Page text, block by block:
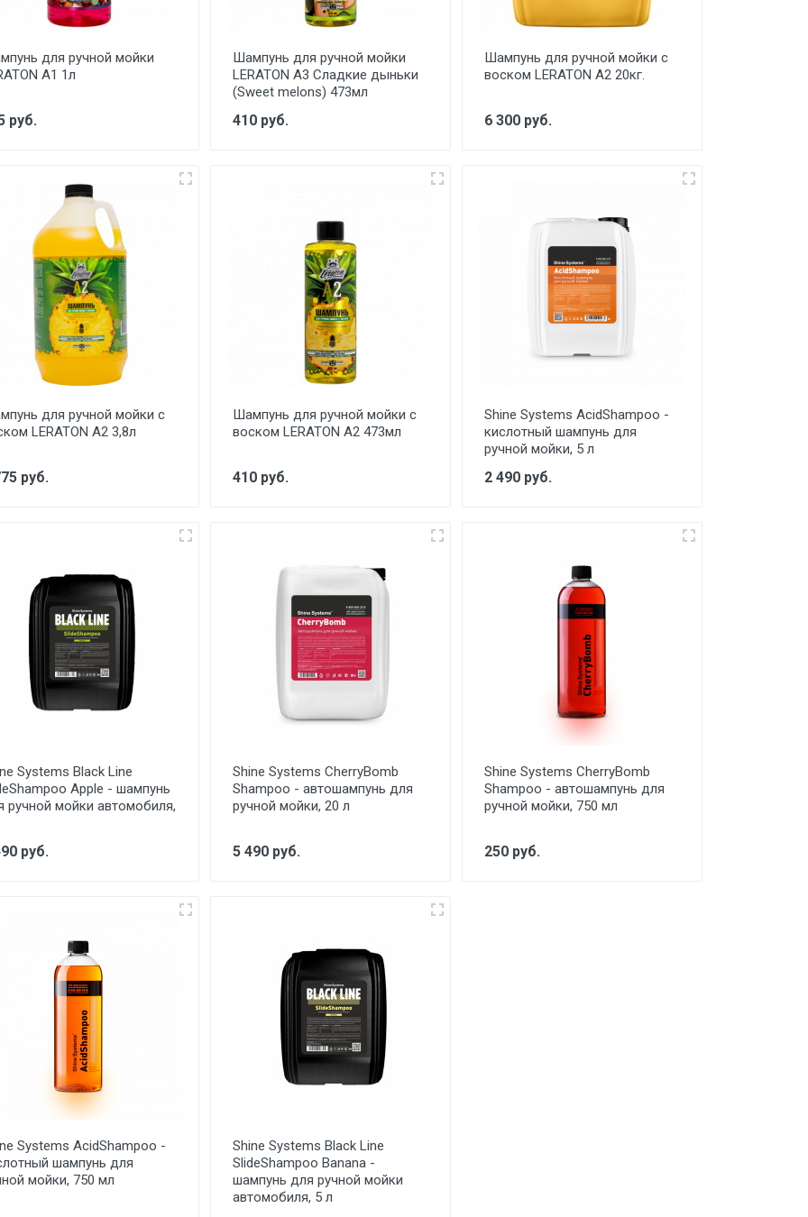
для ручной мойки
A1 1л
руб.
Шампунь для ручной мойки
LERATON A3 Сладкие дыньки
(Sweet melons) 473мл
410 руб.
Шампунь для ручной мойки с
воском LERATON A2 20кг.
6 300 руб.
для ручной мойки с
LERATON A2 3,8л
руб.
Шампунь для ручной мойки с
воском LERATON A2 473мл
410 руб.
Shine Systems AcidShampoo -
кислотный шампунь для
ручной мойки, 5 л
2 490 руб.
Systems Black Line
Apple - шампунь
ручной мойки автомобиля,
руб.
Shine Systems CherryBomb
Shampoo - автошампунь для
ручной мойки, 20 л
5 490 руб.
Shine Systems CherryBomb
Shampoo - автошампунь для
ручной мойки, 750 мл
250 руб.
Systems AcidShampoo -
шампунь для
мойки, 750 мл
Shine Systems Black Line
SlideShampoo Banana -
шампунь для ручной мойки
автомобиля, 5 л